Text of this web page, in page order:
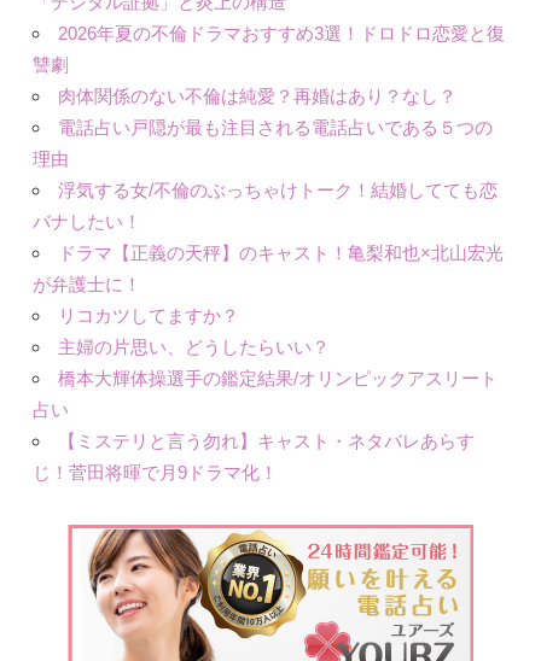
2026年夏の不倫ドラマおすすめ3選！ドロドロ恋愛と復
讐劇
肉体関係のない不倫は純愛？再婚はあり？なし？
電話占い戸隠が最も注目される電話占いである５つの
理由
浮気する女/不倫のぶっちゃけトーク！結婚してても恋
バナしたい！
ドラマ【正義の天秤】のキャスト！亀梨和也×北山宏光
が弁護士に！
リコカツしてますか？
主婦の片思い、どうしたらいい？
橋本大輝体操選手の鑑定結果/オリンピックアスリート
占い
【ミステリと言う勿れ】キャスト・ネタバレあらす
じ！菅田将暉で月9ドラマ化！